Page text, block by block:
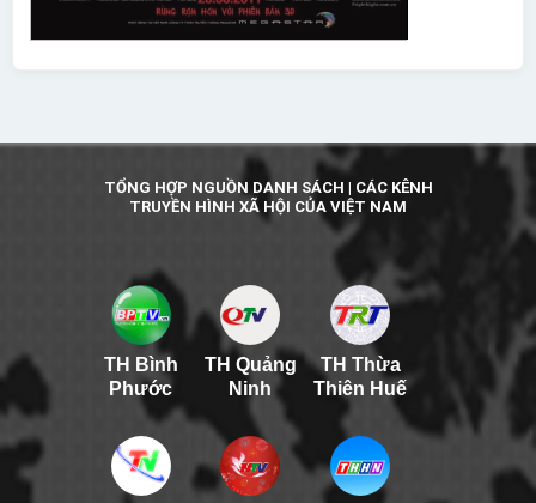
TỔNG HỢP NGUỒN DANH SÁCH | CÁC KÊNH
TRUYỀN HÌNH XÃ HỘI CỦA VIỆT NAM
TH Bình
Phước
TH Quảng
Ninh
TH Thừa
Thiên Huế